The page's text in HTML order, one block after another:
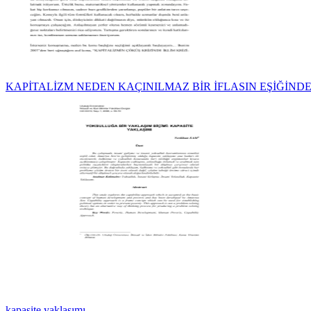
KAPİTALİZM NEDEN KAÇINILMAZ BİR İFLASIN